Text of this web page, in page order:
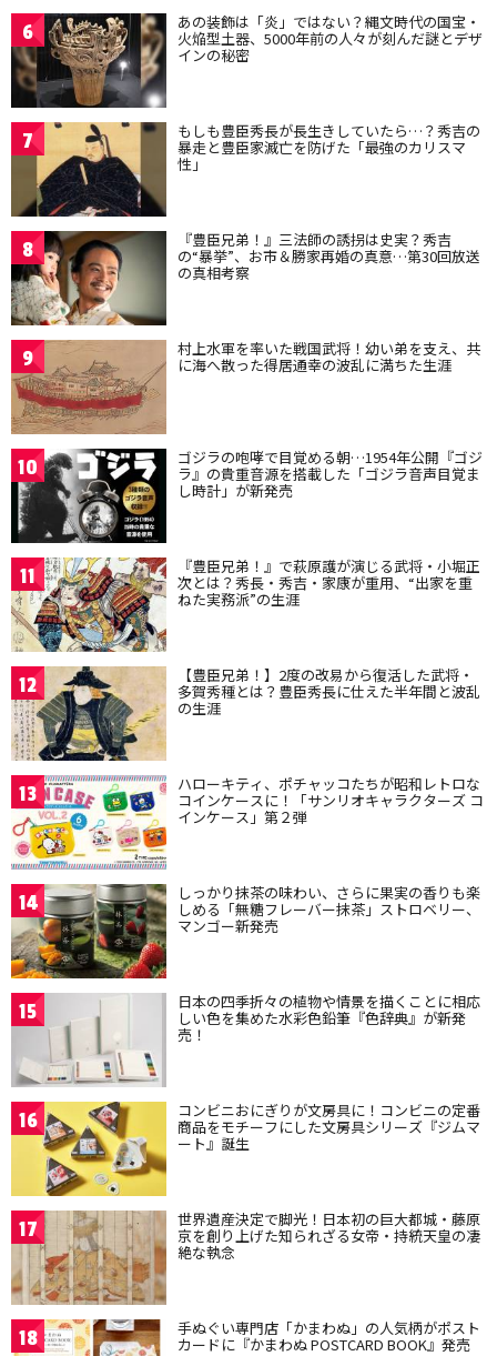
6 あの装飾は「炎」ではない？縄文時代の国宝・
火焔型土器、5000年前の人々が刻んだ謎とデザ
インの秘密
7 もしも豊臣秀長が長生きしていたら…？秀吉の
暴走と豊臣家滅亡を防げた「最強のカリスマ
性」
8 『豊臣兄弟！』三法師の誘拐は史実？秀吉
の“暴挙”、お市＆勝家再婚の真意…第30回放送
の真相考察
9 村上水軍を率いた戦国武将！幼い弟を支え、共
に海へ散った得居通幸の波乱に満ちた生涯
10 ゴジラの咆哮で目覚める朝…1954年公開『ゴジ
ラ』の貴重音源を搭載した「ゴジラ音声目覚ま
し時計」が新発売
11 『豊臣兄弟！』で萩原護が演じる武将・小堀正
次とは？秀長・秀吉・家康が重用、“出家を重
ねた実務派”の生涯
12 【豊臣兄弟！】2度の改易から復活した武将・
多賀秀種とは？豊臣秀長に仕えた半年間と波乱
の生涯
13 ハローキティ、ポチャッコたちが昭和レトロな
コインケースに！「サンリオキャラクターズ コ
インケース」第２弾
14 しっかり抹茶の味わい、さらに果実の香りも楽
しめる「無糖フレーバー抹茶」ストロベリー、
マンゴー新発売
15 日本の四季折々の植物や情景を描くことに相応
しい色を集めた水彩色鉛筆『色辞典』が新発
売！
16 コンビニおにぎりが文房具に！コンビニの定番
商品をモチーフにした文房具シリーズ『ジムマ
ート』誕生
17 世界遺産決定で脚光！日本初の巨大都城・藤原
京を創り上げた知られざる女帝・持統天皇の凄
絶な執念
18 手ぬぐい専門店「かまわぬ」の人気柄がポスト
カードに『かまわぬ POSTCARD BOOK』発売